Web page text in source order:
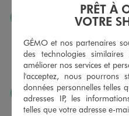
JE PEUX CHANGER
remboursement pour
sous 30 jours, sur
dans tous les magasins
JE PEUX FAIRE
Ourlets, ceintures…
PRÊT À
VOTRE
GÉMO et nos partenaires
des technologies
améliorer nos services et
l'acceptez, nous pourrons
données personnelles telles
adresses IP, les
telles que votre adresse e-